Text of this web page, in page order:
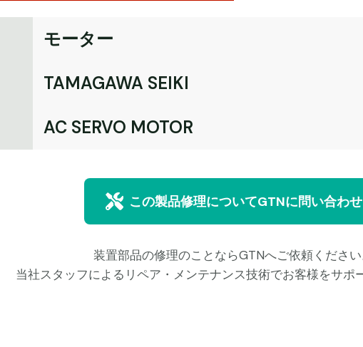
モーター
TAMAGAWA SEIKI
AC SERVO MOTOR
この製品修理についてGTNに問い合わせ
装置部品の修理のことならGTNへご依頼ください
当社スタッフによるリペア・メンテナンス技術でお客様をサポ